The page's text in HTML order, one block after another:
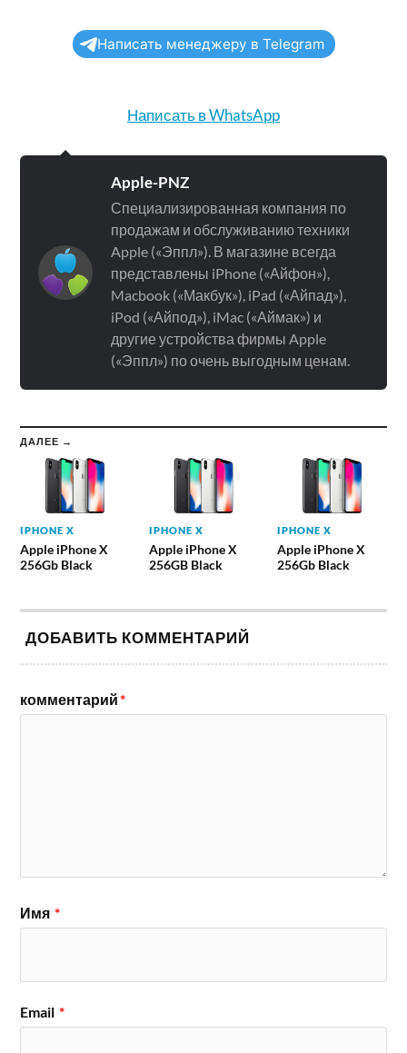
Написать менеджеру в Telegram
Написать в WhatsApp
Apple-PNZ
Специализированная компания по
продажам и обслуживанию техники
Apple («Эппл»). В магазине всегда
представлены iPhone («Айфон»),
Macbook («Макбук»), iPad («Айпад»),
iPod («Айпод»), iMac («Аймак») и
другие устройства фирмы Apple
(«Эппл») по очень выгодным ценам.
ДАЛЕЕ →
IPHONE X
Apple iPhone X
256Gb Black
IPHONE X
Apple iPhone X
256GB Black
IPHONE X
Apple iPhone X
256Gb Black
ДОБАВИТЬ КОММЕНТАРИЙ
комментарий*
Имя *
Email *